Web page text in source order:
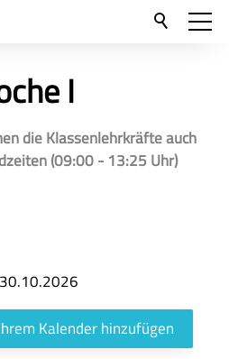
Schüler
I
die Klassenlehrkräfte auch
(09:00 - 13:25 Uhr)
30.10.2026
Kalender hinzufügen